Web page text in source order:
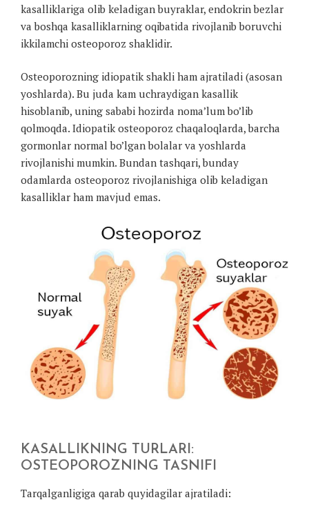
kasalliklariga olib keladigan buyraklar, endokrin bezlar
va boshqa kasalliklarning oqibatida rivojlanib boruvchi
ikkilamchi osteoporoz shaklidir.
Osteoporozning idiopatik shakli ham ajratiladi (asosan
yoshlarda). Bu juda kam uchraydigan kasallik
hisoblanib, uning sababi hozirda noma’lum bo’lib
qolmoqda. Idiopatik osteoporoz chaqaloqlarda, barcha
gormonlar normal bo’lgan bolalar va yoshlarda
rivojlanishi mumkin. Bundan tashqari, bunday
odamlarda osteoporoz rivojlanishiga olib keladigan
kasalliklar ham mavjud emas.
KASALLIKNING TURLARI:
OSTEOPOROZNING TASNIFI
Tarqalganligiga qarab quyidagilar ajratiladi: